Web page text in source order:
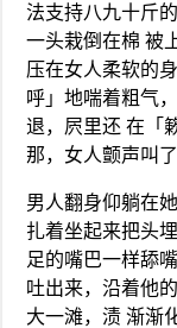
法支持八九十斤
一头栽倒在棉 被
压在女人柔软的
呼」地喘着粗气
退，屄里还 在「
那，女人颤声叫
男人翻身仰躺在
扎着坐起来把头
足的嘴巴一样舔
吐出来，沿着他
大一滩，渍 渐渐